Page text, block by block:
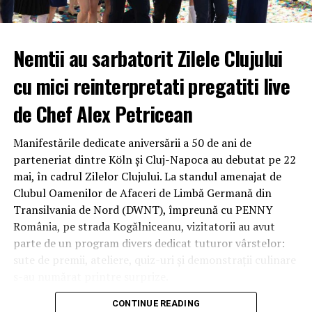
monitorizarea și
fluidizarea traficului.
Și în acest an, descurajarea și combaterea
consumului/deținerii/traficului de substanțe interzise
rămâne unul dintre obiectivele principale, iar în incinta
festivalului va fi amenajată o secție de poliție temporară
pentru gestionarea eficientă a sesizărilor și pentru a
interveni prompt în orice situație.
În cazul apariției unor situații de urgență, opt ambulanțe
și autospeciale pentru transport personal și victime
multiple SMURD se vor afla în perimetrul festivalului
pentru transportul la spital. Două autospeciale pentru
intervenție la accidente colective și calamități, o
autospecială CBRN și două autospeciale pentru stins
Nemtii au sarbatorit Zilele Clujului
cu mici reinterpretati pregatiti live
de Chef Alex Petricean
Manifestările dedicate aniversării a 50 de ani de
parteneriat dintre Köln și Cluj-Napoca au debutat pe 22
mai, în cadrul Zilelor Clujului. La standul amenajat de
Clubul Oamenilor de Afaceri de Limbă Germană din
Transilvania de Nord (DWNT), împreună cu PENNY
România, pe strada Kogălniceanu, vizitatorii au avut
parte de un program divers dedicat tuturor vârstelor:
sute de premii, ateliere, quiz-uri și demonstrații culinare
Pe 23 mai, strada Kogălniceanu s-a transformat într-o
CONTINUE READING